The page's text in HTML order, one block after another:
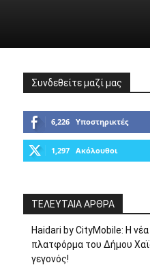
Συνδεθείτε μαζί μας
6,226 Υποστηρικτές
1,297 Ακόλουθοι
ΤΕΛΕΥΤΑΙΑ ΑΡΘΡΑ
Haidari by CityMobile: Η
πλατφόρμα του Δήμου
γεγονός!